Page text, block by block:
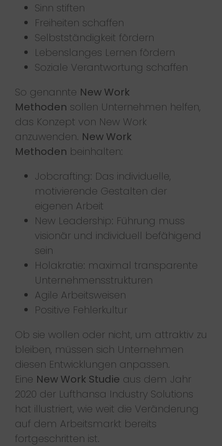
Sinn stiften
Freiheiten schaffen
Selbstständigkeit fördern
Lebenslanges Lernen fördern
Soziale Verantwortung schaffen
So genannte New Work
Methoden sollen Unternehmen helfen,
das Konzept von New Work
anzuwenden. New Work
Methoden beinhalten:
Jobcrafting: Das individuelle,
motivierende Gestalten der
eigenen Arbeit
New Leadership: Führung muss
visionär und individuell befähigend
sein
Holakratie: maximal transparente
Unternehmensstrukturen
Agile Arbeitsweisen
Positive Fehlerkultur
Ob sie wollen oder nicht, um attraktiv zu
bleiben, müssen sich Unternehmen
diesen Entwicklungen anpassen.
Eine New Work Studie aus dem Jahr
2020 der Lufthansa Industry Solutions
hat illustriert, wie weit die Veränderung
auf dem Arbeitsmarkt bereits
fortgeschritten ist.